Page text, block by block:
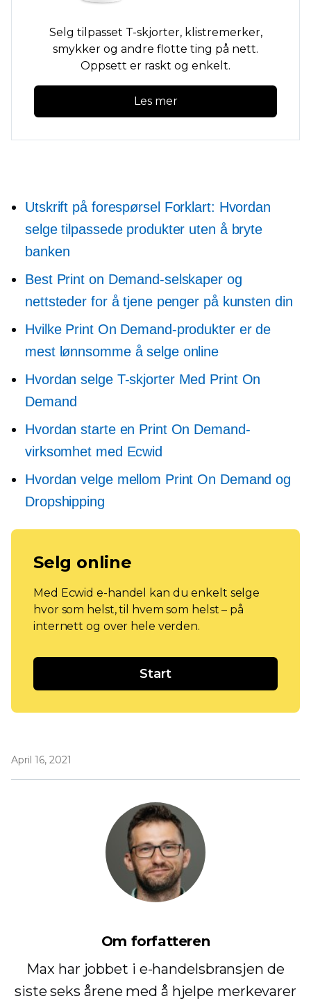
Selg tilpasset T-skjorter,klistremerker,
smykker og andre flotte ting på nett.
Oppsett er raskt og enkelt.
Les mer
Utskrift på forespørsel Forklart: Hvordan
selge tilpassede produkter uten å bryte
banken
Best Print on Demand-selskaper og
nettsteder for å tjene penger på kunsten din
Hvilke Print On Demand-produkter er de
mest lønnsomme å selge online
Hvordan selge T-skjorterMed Print On
Demand
Hvordan starte en Print On Demand-
virksomhet med Ecwid
Hvordan velge mellom Print On Demand og
Dropshipping
Selg online
Med Ecwid e-handel kan du enkelt selge
hvor som helst, til hvem som helst – på
internett og over hele verden.
Start
April 16, 2021
Om forfatteren
Max har jobbet i e-handelsbransjen de
siste seks årene med å hjelpe merkevarer